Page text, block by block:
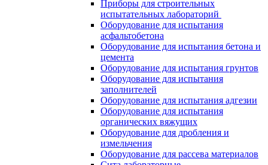
Приборы для строительных
испытательных лабораторий
Оборудование для испытания
асфальтобетона
Оборудование для испытания бетона и
цемента
Оборудование для испытания грунтов
Оборудование для испытания
заполнителей
Оборудование для испытания адгезии
Оборудование для испытания
органических вяжущих
Оборудование для дробления и
измельчения
Оборудование для рассева материалов